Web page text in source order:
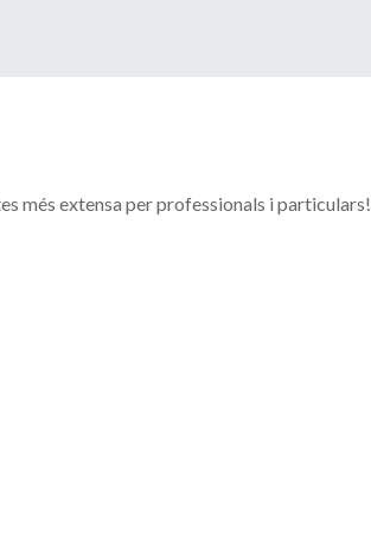
més extensa per professionals i particulars!